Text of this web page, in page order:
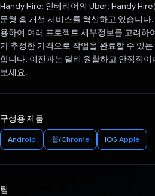
Handy Hire: 인테리어의 Uber! Handy
문형 홈 개선 서비스를 혁신하고 있습니
용하여 여러 프로젝트 세부정보를 고려하
가 추정한 가격으로 작업을 완료할 수 있
합니다. 이전과는 달리 원활하고 안정적
보세요.
구성용 제품
Android 웹/Chrome IOS Apple
팀